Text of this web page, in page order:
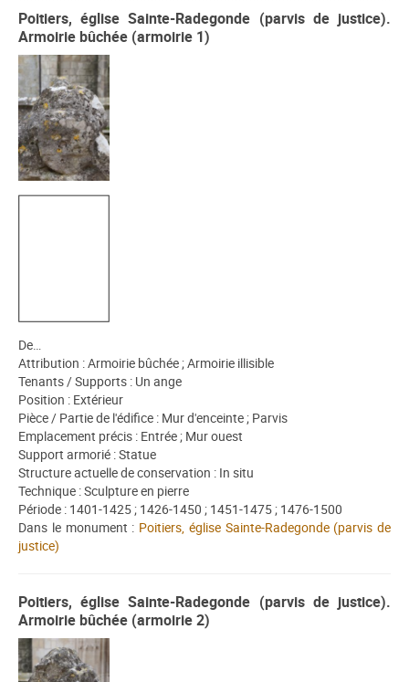
Poitiers, église Sainte-Radegonde (parvis de justice).
Armoirie bûchée (armoirie 1)
De…
Attribution : Armoirie bûchée ; Armoirie illisible
Tenants / Supports : Un ange
Position : Extérieur
Pièce / Partie de l'édifice : Mur d'enceinte ; Parvis
Emplacement précis : Entrée ; Mur ouest
Support armorié : Statue
Structure actuelle de conservation : In situ
Technique : Sculpture en pierre
Période : 1401-1425 ; 1426-1450 ; 1451-1475 ; 1476-1500
Dans le monument : Poitiers, église Sainte-Radegonde (parvis de
justice)
Poitiers, église Sainte-Radegonde (parvis de justice).
Armoirie bûchée (armoirie 2)